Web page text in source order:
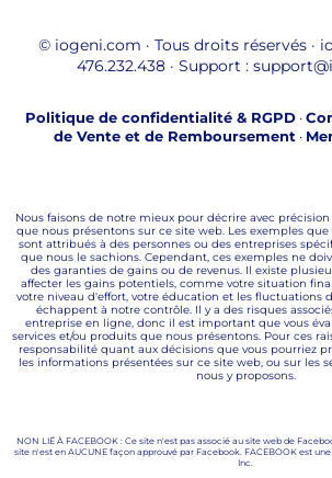
© iogeni.com · Tous droits réservés ·
476.232.438 · Support :
Politique de confidentialité & RGPD ·
de Vente et de Remboursement ·
Nous faisons de notre mieux pour décrire avec
que nous présentons sur ce site web. Les exemples
sont attribués à des personnes ou des entreprises
que nous le sachions. Cependant, ces exemples ne
des garanties de gains ou de revenus. Il existe
affecter les gains potentiels, comme votre situation
votre niveau d'effort, votre éducation et les fluctuations
échappent à notre contrôle. Il y a des risques
entreprise en ligne, donc il est important que vous
services et/ou produits que nous présentons. Pour ces
responsabilité quant aux décisions que vous pourriez
les informations présentées sur ce site web, ou sur les
nous y proposons.
NON LIÉ À FACEBOOK : Ce site n'est pas associé au site web de
site n'est en AUCUNE façon approuvé par Facebook. FACEBOOK est
Inc.